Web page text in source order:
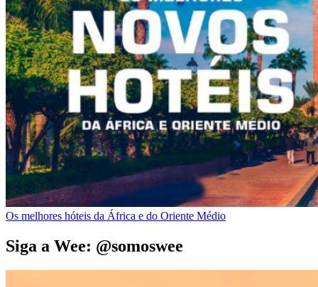
Os melhores hóteis da África e do Oriente Médio
Siga a Wee: @somoswee